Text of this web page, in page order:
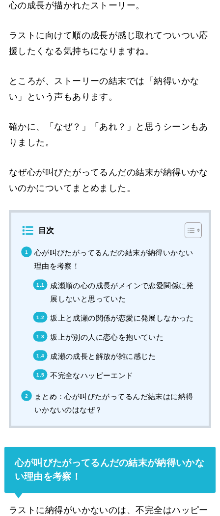
心の成長が描かれたストーリー。
ラストに向けて順の成長が感じ取れてついつい応
援したくなる気持ちになりますね。
ところが、ストーリーの結末では「納得いかな
い」という声もあります。
確かに、「なぜ？」「あれ？」と思うシーンもあ
りました。
なぜ心が叫びたがってるんだの結末が納得いかな
いのかについてまとめました。
目次
心が叫びたがってるんだの結末が納得いかない
理由を考察！
成瀬順の心の成長がメインで恋愛関係に発
展しないと思っていた
坂上と成瀬の関係が恋愛に発展しなかった
坂上が別の人に恋心を抱いていた
成瀬の成長と解放が雑に感じた
不完全なハッピーエンド
まとめ：心が叫びたがってるんだ結末はに納得
いかないのはなぜ？
心が叫びたがってるんだの結末が納得いかな
い理由を考察！
ラストに納得がいかないのは、不完全はハッピー